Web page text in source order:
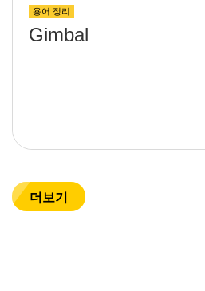
용어 정리
Gimbal
더보기